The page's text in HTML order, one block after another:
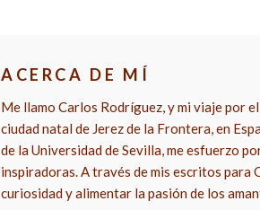
ACERCA DE MÍ
Me llamo Carlos Rodríguez, y mi viaje por
ciudad natal de Jerez de la Frontera, en
de la Universidad de Sevilla, me esfuerzo
inspiradoras. A través de mis escritos para
curiosidad y alimentar la pasión de los